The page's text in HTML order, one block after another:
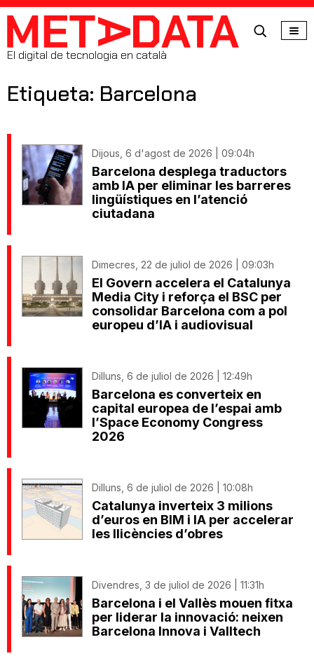
MetaData
El digital de tecnologia en català
Etiqueta: Barcelona
Dijous, 6 d'agost de 2026 | 09:04h
Barcelona desplega traductors
amb IA per eliminar les barreres
lingüístiques en l’atenció
ciutadana
Dimecres, 22 de juliol de 2026 | 09:03h
El Govern accelera el Catalunya
Media City i reforça el BSC per
consolidar Barcelona com a pol
europeu d’IA i audiovisual
Dilluns, 6 de juliol de 2026 | 12:49h
Barcelona es converteix en
capital europea de l’espai amb
l’Space Economy Congress
2026
Dilluns, 6 de juliol de 2026 | 10:08h
Catalunya inverteix 3 milions
d’euros en BIM i IA per accelerar
les llicències d’obres
Divendres, 3 de juliol de 2026 | 11:31h
Barcelona i el Vallès mouen fitxa
per liderar la innovació: neixen
Barcelona Innova i Valltech